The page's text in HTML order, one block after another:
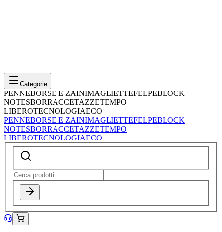
Categorie
PENNEBORSE E ZAINIMAGLIETTEFELPEBLOCK
NOTESBORRACCETAZZETEMPO
LIBEROTECNOLOGIAECO
PENNEBORSE E ZAINIMAGLIETTEFELPEBLOCK
NOTESBORRACCETAZZETEMPO
LIBEROTECNOLOGIAECO